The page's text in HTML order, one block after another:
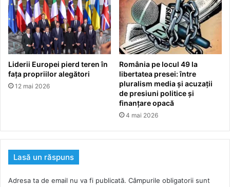
Liderii Europei pierd teren în
fața propriilor alegători
12 mai 2026
România pe locul 49 la
libertatea presei: între
pluralism media și acuzații
de presiuni politice și
finanțare opacă
4 mai 2026
Lasă un răspuns
Adresa ta de email nu va fi publicată. Câmpurile obligatorii sunt